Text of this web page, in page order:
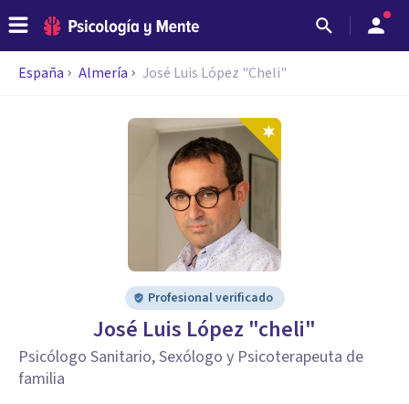
España Almería José Luis López "Cheli"
Profesional verificado
José Luis López "cheli"
Psicólogo Sanitario, Sexólogo y Psicoterapeuta de
familia